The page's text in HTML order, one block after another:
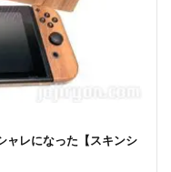
ャレになった【スキンシ